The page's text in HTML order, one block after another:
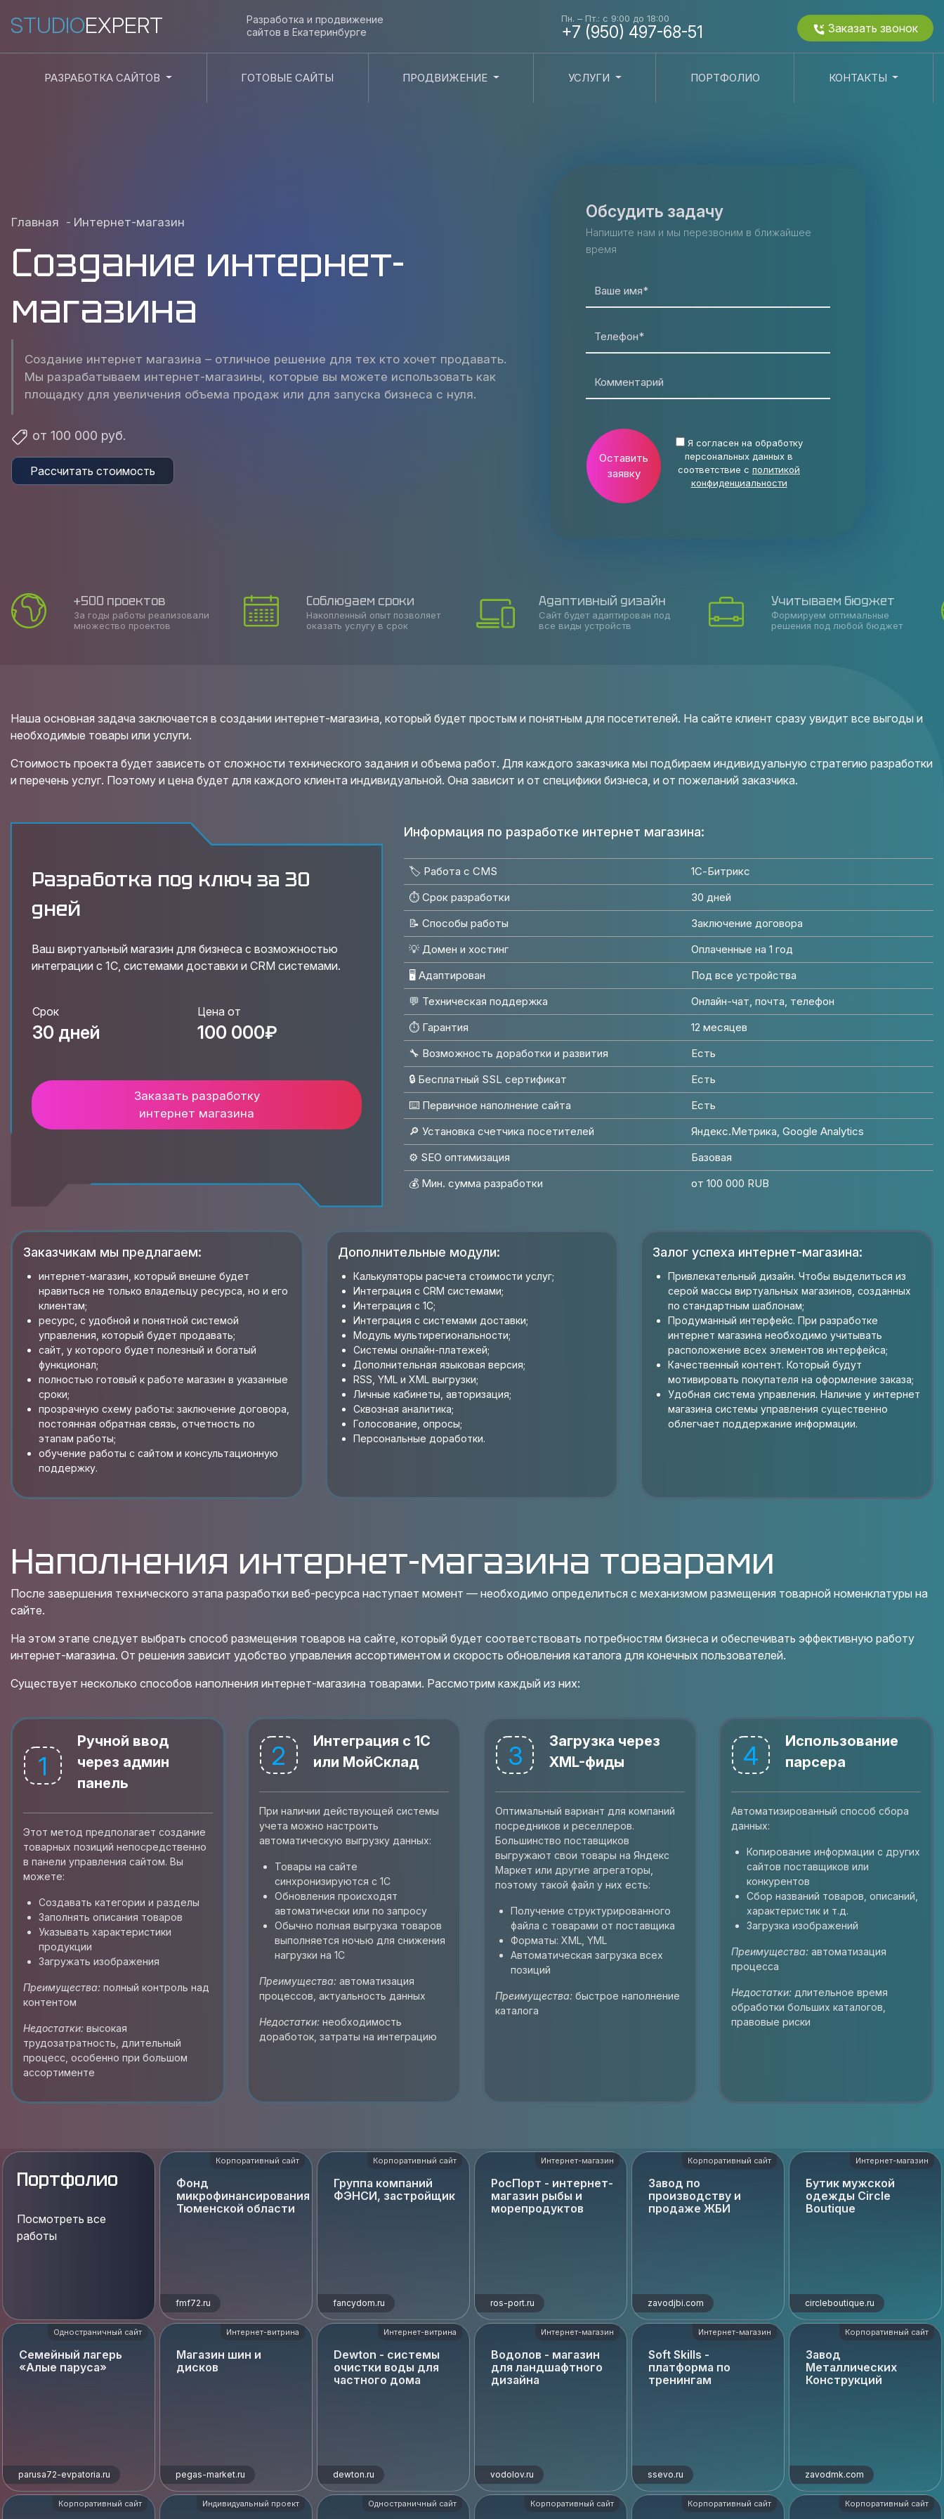
STUDIOEXPERT
Разработка и продвижение
сайтов в Екатеринбурге
Пн. – Пт.: с 9:00 до 18:00
+7 (950) 497-68-51 Заказать звонок
РАЗРАБОТКА САЙТОВ ГОТОВЫЕ САЙТЫ ПРОДВИЖЕНИЕ УСЛУГИ ПОРТФОЛИО КОНТАКТЫ
Главная - Интернет-магазин
Создание интернет-
магазина
Создание интернет магазина – отличное решение для тех кто хочет продавать.
Мы разрабатываем интернет-магазины, которые вы можете использовать как
площадку для увеличения объема продаж или для запуска бизнеса с нуля.
от 100 000 руб.
Рассчитать стоимость
Обсудить задачу
Напишите нам и мы перезвоним в ближайшее
время
Ваше имя*
Телефон*
Комментарий
Оставить
заявку
Я согласен на обработку
персональных данных в
соответствие с политикой
конфиденциальности
+500 проектов
За годы работы реализовали
множество проектов
Соблюдаем сроки
Накопленный опыт позволяет
оказать услугу в срок
Адаптивный дизайн
Сайт будет адаптирован под
все виды устройств
Учитываем бюджет
Формируем оптимальные
решения под любой бюджет
Наша основная задача заключается в создании интернет-магазина, который будет простым и понятным для посетителей. На сайте клиент сразу увидит все выгоды и
необходимые товары или услуги.
Стоимость проекта будет зависеть от сложности технического задания и объема работ. Для каждого заказчика мы подбираем индивидуальную стратегию разработки
и перечень услуг. Поэтому и цена будет для каждого клиента индивидуальной. Она зависит и от специфики бизнеса, и от пожеланий заказчика.
Разработка под ключ за 30
дней
Ваш виртуальный магазин для бизнеса с возможностью
интеграции с 1С, системами доставки и CRM системами.
Срок
30 дней
Цена от
100 000₽
Заказать разработку
интернет магазина
Информация по разработке интернет магазина:
🏷️ Работа с CMS
1С-Битрикс
⏱️ Срок разработки
30 дней
📝 Способы работы
Заключение договора
💡 Домен и хостинг
Оплаченные на 1 год
🖥 Адаптирован
Под все устройства
💬 Техническая поддержка
Онлайн-чат, почта, телефон
⏱️ Гарантия
12 месяцев
🔧 Возможность доработки и развития
Есть
🔒 Бесплатный SSL сертификат
Есть
⌨️ Первичное наполнение сайта
Есть
🔎 Установка счетчика посетителей
Яндекс.Метрика, Google Analytics
⚙️ SEO оптимизация
Базовая
💰 Мин. сумма разработки
от 100 000 RUB
Заказчикам мы предлагаем:
интернет-магазин, который внешне будет
нравиться не только владельцу ресурса, но и его
клиентам;
ресурс, с удобной и понятной системой
управления, который будет продавать;
сайт, у которого будет полезный и богатый
функционал;
полностью готовый к работе магазин в указанные
сроки;
прозрачную схему работы: заключение договора,
постоянная обратная связь, отчетность по
этапам работы;
обучение работы с сайтом и консультационную
поддержку.
Дополнительные модули:
Калькуляторы расчета стоимости услуг;
Интеграция с CRM системами;
Интеграция с 1С;
Интеграция с системами доставки;
Модуль мультирегиональности;
Системы онлайн-платежей;
Дополнительная языковая версия;
RSS, YML и XML выгрузки;
Личные кабинеты, авторизация;
Сквозная аналитика;
Голосование, опросы;
Персональные доработки.
Залог успеха интернет-магазина:
Привлекательный дизайн. Чтобы выделиться из
серой массы виртуальных магазинов, созданных
по стандартным шаблонам;
Продуманный интерфейс. При разработке
интернет магазина необходимо учитывать
расположение всех элементов интерфейса;
Качественный контент. Который будут
мотивировать покупателя на оформление заказа;
Удобная система управления. Наличие у интернет
магазина системы управления существенно
облегчает поддержание информации.
Наполнения интернет-магазина товарами
После завершения технического этапа разработки веб-ресурса наступает момент — необходимо определиться с механизмом размещения товарной номенклатуры на
сайте.
На этом этапе следует выбрать способ размещения товаров на сайте, который будет соответствовать потребностям бизнеса и обеспечивать эффективную работу
интернет-магазина. От решения зависит удобство управления ассортиментом и скорость обновления каталога для конечных пользователей.
Существует несколько способов наполнения интернет-магазина товарами. Рассмотрим каждый из них:
1
Ручной ввод
через админ
панель
Этот метод предполагает создание
товарных позиций непосредственно
в панели управления сайтом. Вы
можете:
Создавать категории и разделы
Заполнять описания товаров
Указывать характеристики
продукции
Загружать изображения
Преимущества: полный контроль над
контентом
Недостатки: высокая
трудозатратность, длительный
процесс, особенно при большом
ассортименте
2
Интеграция с 1С
или МойСклад
При наличии действующей системы
учета можно настроить
автоматическую выгрузку данных:
Товары на сайте
синхронизируются с 1С
Обновления происходят
автоматически или по запросу
Обычно полная выгрузка товаров
выполняется ночью для снижения
нагрузки на 1С
Преимущества: автоматизация
процессов, актуальность данных
Недостатки: необходимость
доработок, затраты на интеграцию
3
Загрузка через
XML-фиды
Оптимальный вариант для компаний
посредников и реселлеров.
Большинство поставщиков
выгружают свои товары на Яндекс
Маркет или другие агрегаторы,
поэтому такой файл у них есть:
Получение структурированного
файла с товарами от поставщика
Форматы: XML, YML
Автоматическая загрузка всех
позиций
Преимущества: быстрое наполнение
каталога
4
Использование
парсера
Автоматизированный способ сбора
данных:
Копирование информации с других
сайтов поставщиков или
конкурентов
Сбор названий товаров, описаний,
характеристик и т.д.
Загрузка изображений
Преимущества: автоматизация
процесса
Недостатки: длительное время
обработки больших каталогов,
правовые риски
Портфолио
Посмотреть все
работы
Корпоративный сайт
Фонд
микрофинансирования
Тюменской области
fmf72.ru
Корпоративный сайт
Группа компаний
ФЭНСИ, застройщик
fancydom.ru
Интернет-магазин
РосПорт - интернет-
магазин рыбы и
морепродуктов
ros-port.ru
Корпоративный сайт
Завод по
производству и
продаже ЖБИ
zavodjbi.com
Интернет-магазин
Бутик мужской
одежды Circle
Boutique
circleboutique.ru
Одностраничный сайт
Семейный лагерь
«Алые паруса»
parusa72-evpatoria.ru
Интернет-витрина
Магазин шин и
дисков
pegas-market.ru
Интернет-витрина
Dewton - системы
очистки воды для
частного дома
dewton.ru
Интернет-магазин
Водолов - магазин
для ландшафтного
дизайна
vodolov.ru
Интернет-магазин
Soft Skills -
платформа по
тренингам
ssevo.ru
Корпоративный сайт
Завод
Металлических
Конструкций
zavodmk.com
Корпоративный сайт Индивидуальный проект Одностраничный сайт Корпоративный сайт Корпоративный сайт Корпоративный сайт